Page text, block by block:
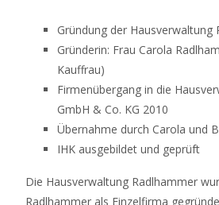
Gründung der Hausverwaltung
Gründerin: Frau Carola
Kauffrau)
Firmenübergang in die
GmbH & Co. KG 2010
Übernahme durch Carola und
IHK ausgebildet und geprüft
Die Hausverwaltung Radlhammer
Radlhammer als Einzelfirma